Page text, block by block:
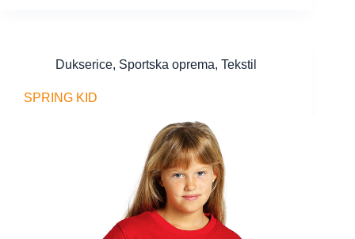
Dukserice, Sportska oprema, Tekstil
SPRING KID